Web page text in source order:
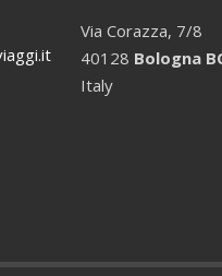
Via Corazza, 7/8
40128 Bologna
Italy